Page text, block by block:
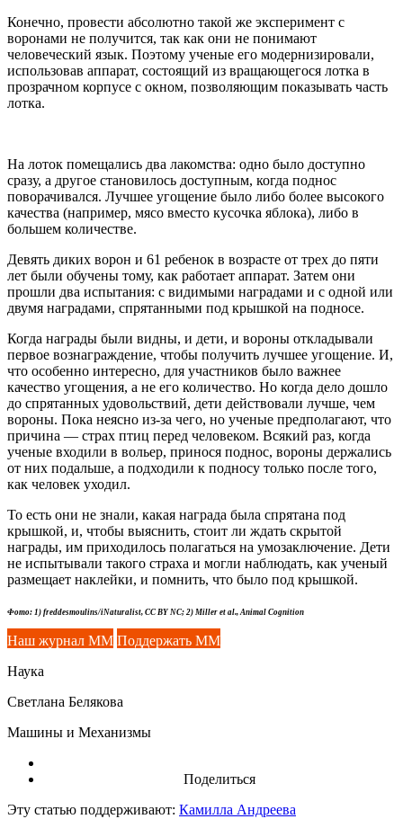
Конечно, провести абсолютно такой же эксперимент с
воронами не получится, так как они не понимают
человеческий язык. Поэтому ученые его модернизировали,
использовав аппарат, состоящий из вращающегося лотка в
прозрачном корпусе с окном, позволяющим показывать часть
лотка.
На лоток помещались два лакомства: одно было доступно
сразу, а другое становилось доступным, когда поднос
поворачивался. Лучшее угощение было либо более высокого
качества (например, мясо вместо кусочка яблока), либо в
большем количестве.
Девять диких ворон и 61 ребенок в возрасте от трех до пяти
лет были обучены тому, как работает аппарат. Затем они
прошли два испытания: с видимыми наградами и с одной или
двумя наградами, спрятанными под крышкой на подносе.
Когда награды были видны, и дети, и вороны откладывали
первое вознаграждение, чтобы получить лучшее угощение. И,
что особенно интересно, для участников было важнее
качество угощения, а не его количество. Но когда дело дошло
до спрятанных удовольствий, дети действовали лучше, чем
вороны. Пока неясно из-за чего, но ученые предполагают, что
причина — страх птиц перед человеком. Всякий раз, когда
ученые входили в вольер, принося поднос, вороны держались
от них подальше, а подходили к подносу только после того,
как человек уходил.
То есть они не знали, какая награда была спрятана под
крышкой, и, чтобы выяснить, стоит ли ждать скрытой
награды, им приходилось полагаться на умозаключение. Дети
не испытывали такого страха и могли наблюдать, как ученый
размещает наклейки, и помнить, что было под крышкой.
Фото: 1) freddesmoulins/iNaturalist, CC BY NC; 2) Miller et al., Animal Cognition
Наш журнал ММ Поддержать ММ
Наука
Светлана Белякова
Машины и Механизмы
Поделиться
Эту статью поддерживают: Камилла Андреева